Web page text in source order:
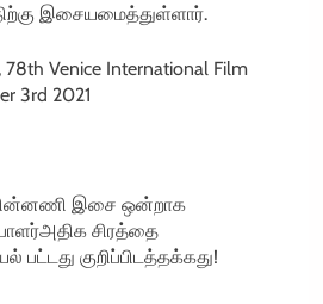
இசையமைத்துள்ளார்.
78th Venice International Film
3rd 2021
இசை ஒன்றாக
சிரத்தை
பட்டது குறிப்பிடத்தக்கது!